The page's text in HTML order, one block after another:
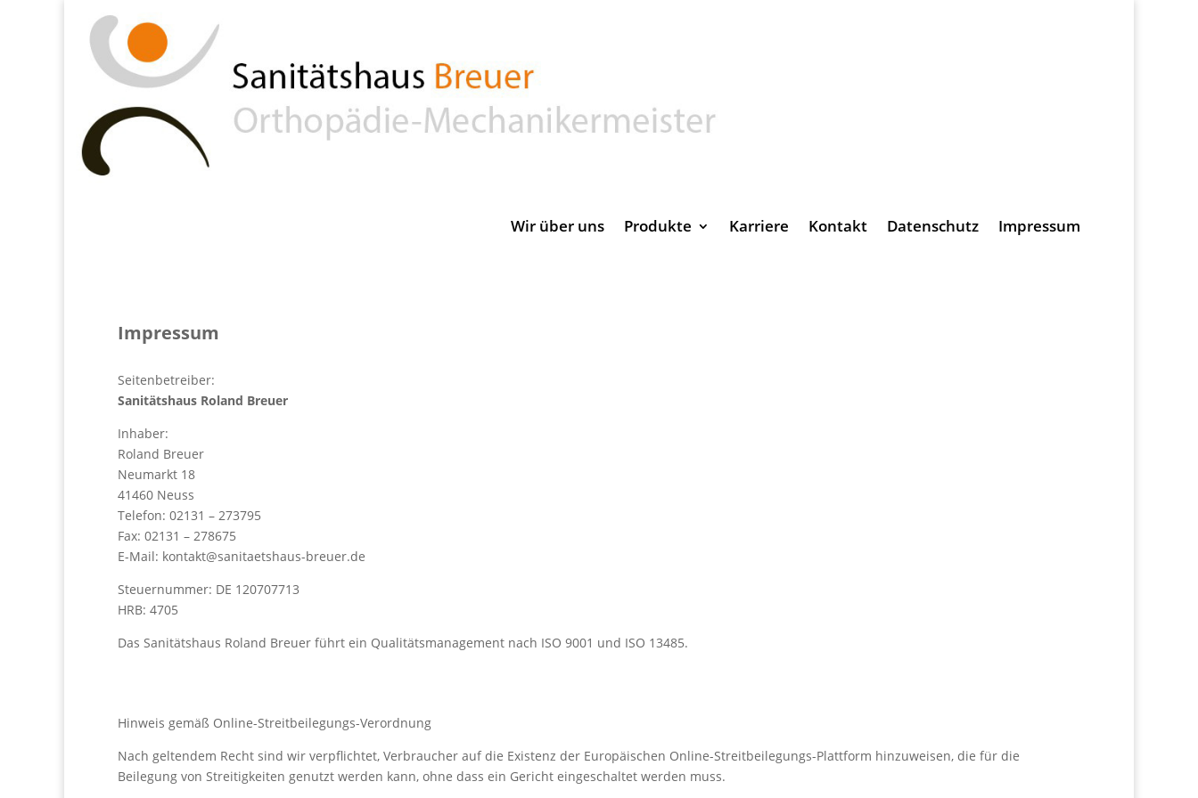
Wir über uns Produkte Karriere Kontakt Datenschutz Impressum
Impressum
Seitenbetreiber:
Sanitätshaus Roland Breuer
Inhaber:
Roland Breuer
Neumarkt 18
41460 Neuss
Telefon: 02131 – 273795
Fax: 02131 – 278675
E-Mail: kontakt@sanitaetshaus-breuer.de
Steuernummer: DE 120707713
HRB: 4705
Das Sanitätshaus Roland Breuer führt ein Qualitätsmanagement nach ISO 9001 und ISO 13485.
Hinweis gemäß Online-Streitbeilegungs-Verordnung
Nach geltendem Recht sind wir verpflichtet, Verbraucher auf die Existenz der Europäischen Online-Streitbeilegungs-Plattform hinzuweisen, die für die
Beilegung von Streitigkeiten genutzt werden kann, ohne dass ein Gericht eingeschaltet werden muss.